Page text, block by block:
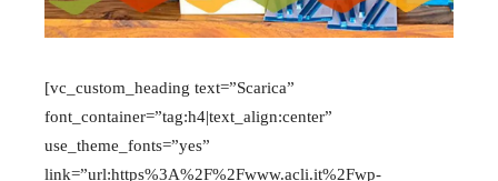
[vc_custom_heading text=”Scarica”
font_container=”tag:h4|text_align:center”
use_theme_fonts=”yes”
link=”url:https%3A%2F%2Fwww.acli.it%2Fwp-